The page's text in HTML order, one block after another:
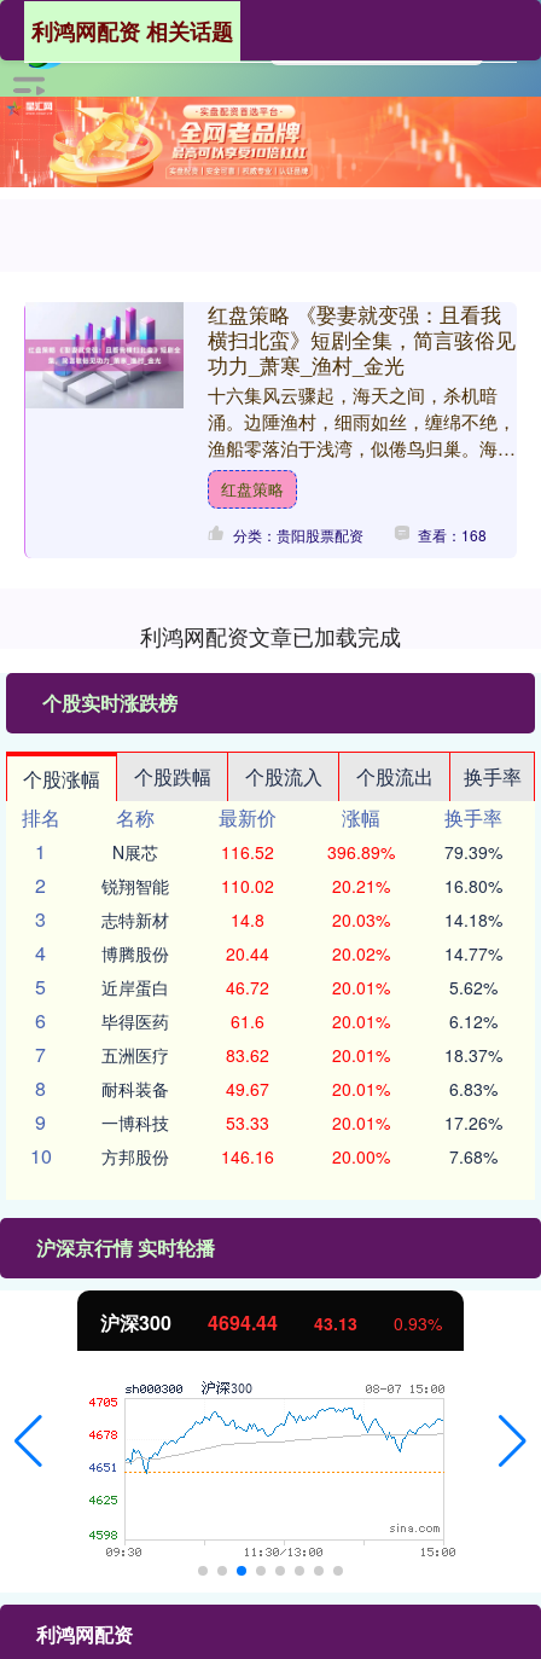
利鸿网配资 相关话题
红盘策略 《娶妻就变强：且看我
横扫北蛮》短剧全集，简言骇俗见
功力_萧寒_渔村_金光
十六集风云骤起，海天之间，杀机暗
涌。边陲渔村，细雨如丝，缠绵不绝，
渔船零落泊于浅湾，似倦鸟归巢。海浪
拍岸，声声如诉，似在低语着尘封的宿
命。主角萧寒，本是落魄书生....
红盘策略
分类：贵阳股票配资 查看：168
利鸿网配资文章已加载完成
个股实时涨跌榜
个股涨幅 个股跌幅 个股流入 个股流出
换手率
排名
名称 最新价 涨幅
换手率
1
N展芯 116.52 396.89% 79.39%
2 锐翔智能 110.02 20.21% 16.80%
3 志特新材 14.8 20.03% 14.18%
4 博腾股份 20.44 20.02% 14.77%
5 近岸蛋白 46.72 20.01% 5.62%
6 毕得医药 61.6 20.01% 6.12%
7 五洲医疗 83.62 20.01% 18.37%
8 耐科装备 49.67 20.01% 6.83%
9 一博科技 53.33 20.01% 17.26%
10 方邦股份 146.16 20.00% 7.68%
沪深京行情 实时轮播
沪深300 4694.44 43.13 0.93%
利鸿网配资